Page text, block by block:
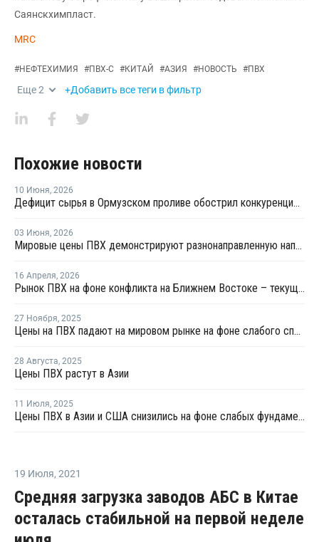
Саянскхимпласт.
MRC
#НЕФТЕХИМИЯ #ПВХ-С #КИТАЙ #АЗИЯ #НОВОСТЬ #ПВХ
Еще2 +Добавить все теги в фильтр
Похожие новости
10 Июня, 2026
Дефицит сырья в Ормузском проливе обострил конкуренцию на рынке ПВХ в Азии
03 Июня, 2026
Мировые цены ПВХ демонстрируют разнонаправленную направленность
16 Апреля, 2026
Рынок ПВХ на фоне конфликта на Ближнем Востоке – текущая ситуация и прогноз мирового рынка ПВХ
27 Ноября, 2025
Цены на ПВХ падают на мировом рынке на фоне слабого спроса и высокого давления на рынки
28 Августа, 2025
Цены ПВХ растут в Азии
11 Июля, 2025
Цены ПВХ в Азии и США снизились на фоне слабых фундаментальных факторов
19 Июля, 2021
Средняя загрузка заводов АБС в Китае
осталась стабильной на первой неделе